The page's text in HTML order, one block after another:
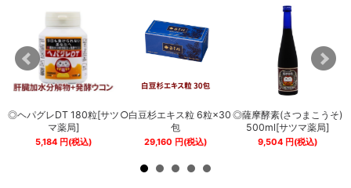
◎ヘパグレDT 180粒[サツ
マ薬局]
5,184円 (税込)
○白豆杉エキス粒 6粒×30
包
29,160 円 (税込)
◎薩摩酵素(さつまこうそ)
500ml[サツマ薬局]
9,504 円 (税込)